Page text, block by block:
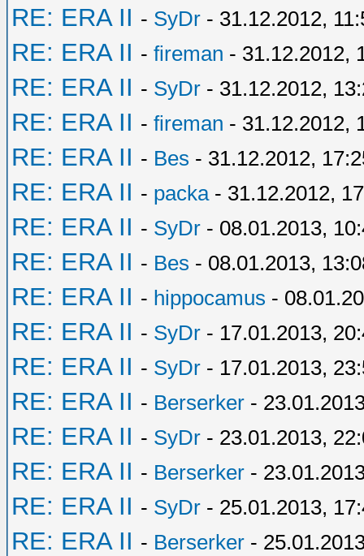
RE: ERA II - SyDr - 31.12.2012,
RE: ERA II - fireman - 31.12.2012,
RE: ERA II - SyDr - 31.12.2012,
RE: ERA II - fireman - 31.12.2012,
RE: ERA II - Bes - 31.12.2012,
RE: ERA II - packa- 31.12.2012,
RE: ERA II - SyDr - 08.01.2013,
RE: ERA II - Bes - 08.01.2013,
RE: ERA II - hippocamus -
RE: ERA II - SyDr - 17.01.2013,
RE: ERA II - SyDr - 17.01.2013,
RE: ERA II - Berserker -
RE: ERA II - SyDr - 23.01.2013,
RE: ERA II - Berserker -
RE: ERA II - SyDr - 25.01.2013,
RE: ERA II - Berserker -